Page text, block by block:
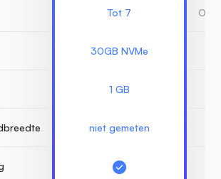
Tot 7
30GB NVMe
1 GB
niet gemeten